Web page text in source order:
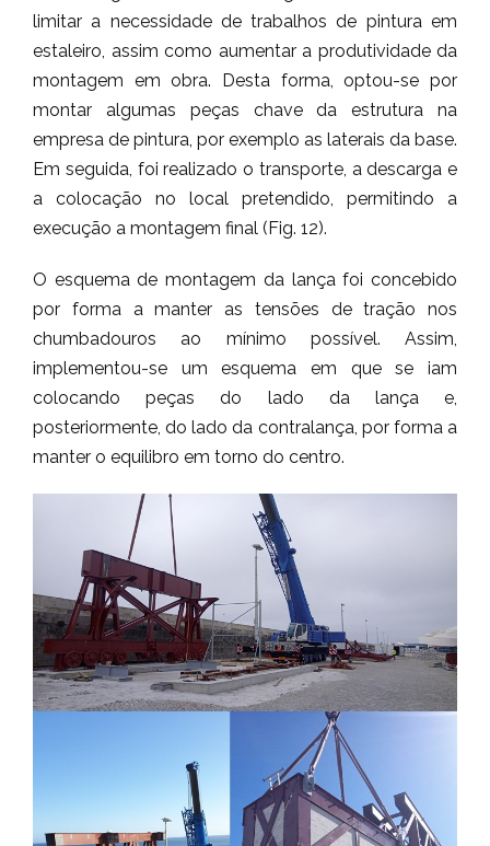
limitar a necessidade de trabalhos de pintura em
estaleiro, assim como aumentar a produtividade da
montagem em obra. Desta forma, optou-se por
montar algumas peças chave da estrutura na
empresa de pintura, por exemplo as laterais da base.
Em seguida, foi realizado o transporte, a descarga e
a colocação no local pretendido, permitindo a
execução a montagem final (Fig. 12).
O esquema de montagem da lança foi concebido
por forma a manter as tensões de tração nos
chumbadouros ao mínimo possível. Assim,
implementou-se um esquema em que se iam
colocando peças do lado da lança e,
posteriormente, do lado da contralança, por forma a
manter o equilibro em torno do centro.